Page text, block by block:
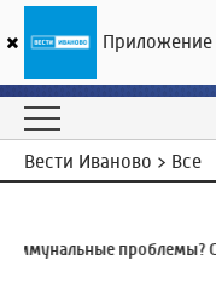
Вести Иваново > Все
проблемы?
Приложение